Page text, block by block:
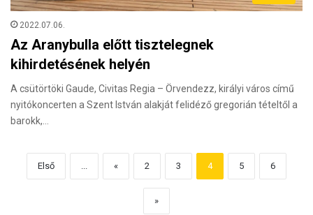
2022.07.06.
Az Aranybulla előtt tisztelegnek
kihirdetésének helyén
A csütörtöki Gaude, Civitas Regia – Örvendezz, királyi város című
nyitókoncerten a Szent István alakját felidéző gregorián tételtől a
barokk,…
Első « 2 3 4 5 6
»